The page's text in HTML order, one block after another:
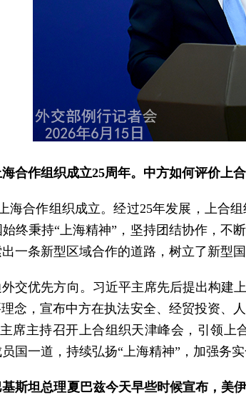
合作组织成立25周年。中方如何评价上
海合作组织成立。经过25年发展，上合
终秉持“上海精神”，坚持团结协作，
一条新型区域合作的道路，树立了新型国
交优先方向。习近平主席先后提出构建
念，宣布中方在执法安全、经贸投资
席主持召开上合组织天津峰会，引领
国一道，持续弘扬“上海精神”，加强务
斯坦总理夏巴兹今天早些时候宣布，美